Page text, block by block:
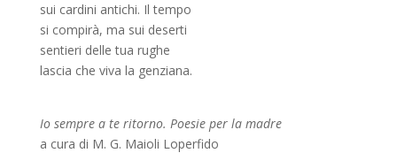
sui cardini antichi. Il tempo
si compirà, ma sui deserti
sentieri delle tua rughe
lascia che viva la genziana.
Io sempre a te ritorno. Poesie per la madre
a cura di M. G. Maioli Loperfido